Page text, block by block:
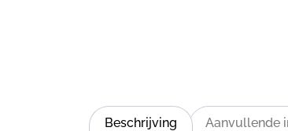
Beschrijving Aanvullende